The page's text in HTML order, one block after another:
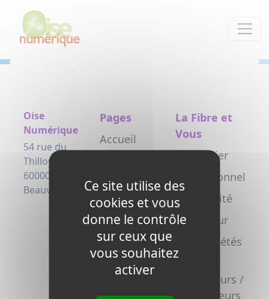
Oise
Numérique
54 rue du
Thilloy
60000
Beauvais
Pages
Accueil
Testez
votre
éligibilité
Actualités
L’arrivée de
la fibre
La Fibre et
Vous
Particulier
Professionnel
Collectivité
Opérateur
Copropriétés
/ syndics
Promoteurs /
Aménageurs
Panneau de gestion des cookies
Ce site utilise des
cookies et vous
donne le contrôle
sur ceux que
vous souhaitez
activer